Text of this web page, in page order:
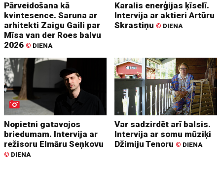
Pārveidošana kā
kvintesence. Saruna ar
arhitekti Zaigu Gaili par
Mīsa van der Roes balvu
2026 © DIENA
Karalis enerģijas ķīselī.
Intervija ar aktieri Artūru
Skrastiņu © DIENA
Nopietni gatavojos
briedumam. Intervija ar
režisoru Elmāru Seņkovu
© DIENA
Var sadzirdēt arī balsis.
Intervija ar somu mūziķi
Džimiju Tenoru © DIENA